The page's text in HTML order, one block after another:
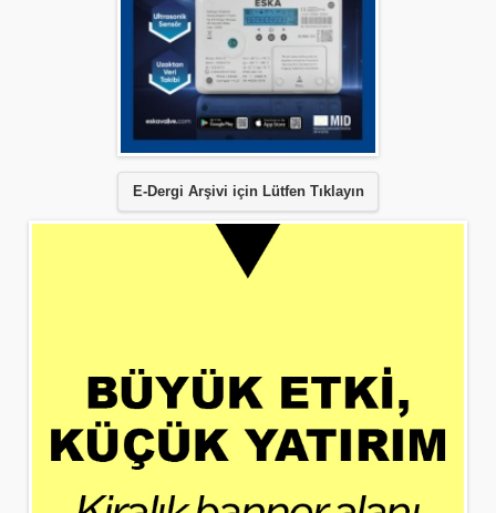
E-Dergi Arşivi için Lütfen Tıklayın